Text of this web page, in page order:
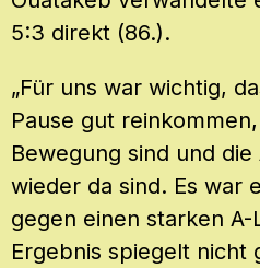
5:3 direkt (86.).
„Für uns war wichtig,
Pause gut
Bewegung sind und
wieder da sind. Es war
gegen einen starken A-
Ergebnis spiegelt nicht